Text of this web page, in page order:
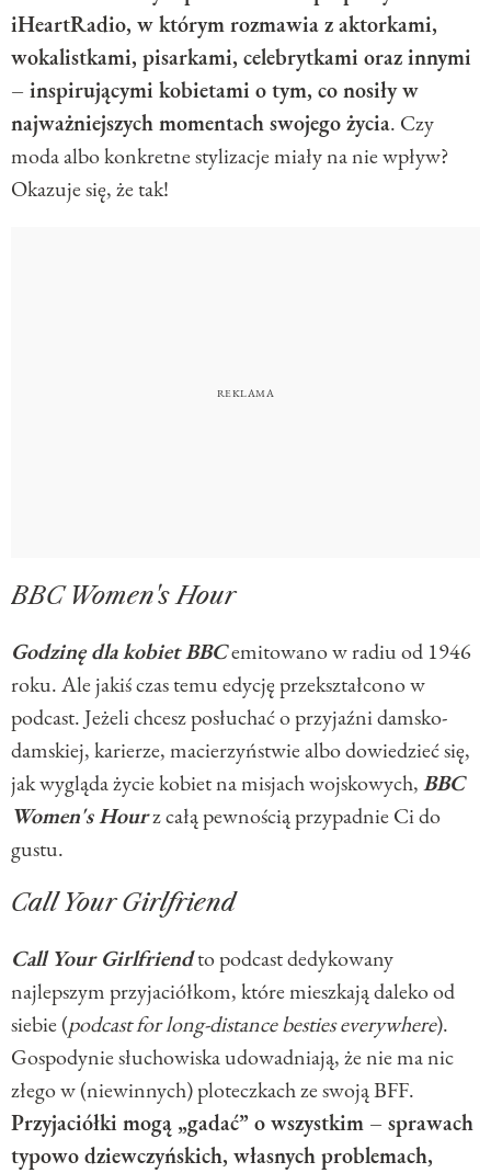
iHeartRadio, w którym rozmawia z aktorkami,
wokalistkami, pisarkami, celebrytkami oraz innymi
– inspirującymi kobietami o tym, co nosiły w
najważniejszych momentach swojego życia. Czy
moda albo konkretne stylizacje miały na nie wpływ?
Okazuje się, że tak!
BBC Women's Hour
Godzinę dla kobiet BBCemitowano w radiu od 1946
roku. Ale jakiś czas temu edycję przekształcono w
podcast. Jeżeli chcesz posłuchać o przyjaźni damsko-
damskiej, karierze, macierzyństwie albo dowiedzieć się,
jak wygląda życie kobiet na misjach wojskowych,BBC
Women's Hourz całą pewnością przypadnie Ci do
gustu.
Call Your Girlfriend
Call Your Girlfriendto podcast dedykowany
najlepszym przyjaciółkom, które mieszkają daleko od
siebie (podcast for long-distance besties everywhere).
Gospodynie słuchowiska udowadniają, że nie ma nic
złego w (niewinnych) ploteczkach ze swoją BFF.
Przyjaciółki mogą „gadać” o wszystkim – sprawach
typowo dziewczyńskich, własnych problemach,